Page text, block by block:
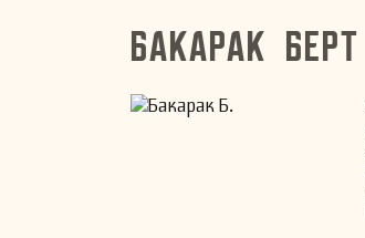
Бакарак Берт